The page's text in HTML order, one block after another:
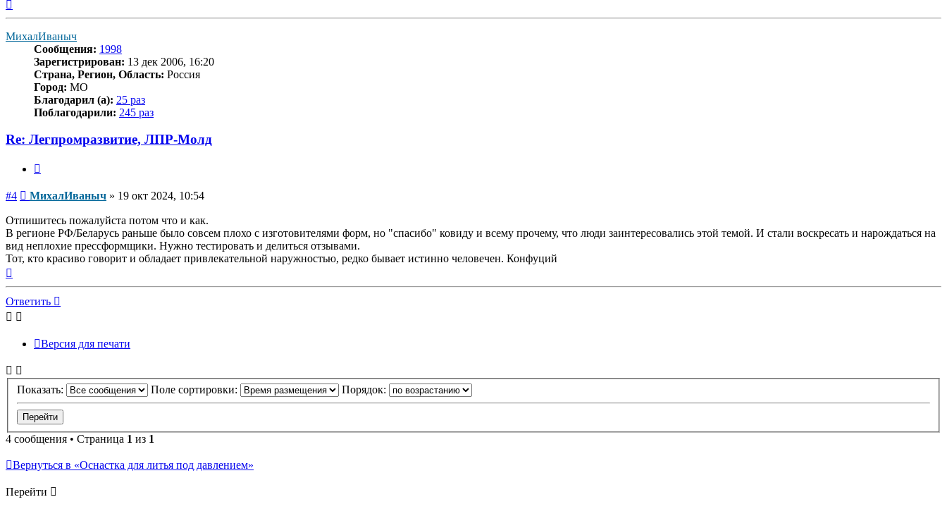
МихалИваныч
Сообщения: 1998
Зарегистрирован: 13 дек 2006, 16:20
Страна, Регион, Область: Россия
Город: МО
Благодарил (а): 25 раз
Поблагодарили: 245 раз
Re: Легпромразвитие, ЛПР-Молд
#4 Сообщение
МихалИваныч » 19 окт 2024, 10:54
Отпишитесь пожалуйста потом что и как.
В регионе РФ/Беларусь раньше было совсем плохо с изготовителями форм, но "спасибо" ковиду и всему прочему, что люди заинтересовались этой темой. И стали воскресать и нарождаться на
вид неплохие прессформщики. Нужно тестировать и делиться отзывами.
Тот, кто красиво говорит и обладает привлекательной наружностью, редко бывает истинно человечен. Конфуций
началу
Ответить
Версия для печати
Показать: Поле сортировки: Порядок:
4 сообщения • Страница 1 из 1
Вернуться в «Оснастка для литья под давлением»
Перейти